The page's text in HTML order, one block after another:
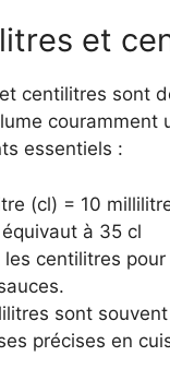
et
centilitres sont
couramment
essentiels :
(cl) = 10
à 35 cl
les centilitres
sont
précises en